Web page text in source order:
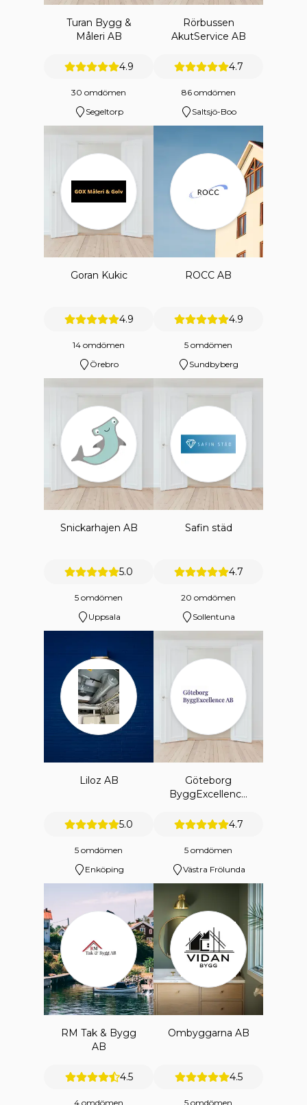
Turan Bygg &
Måleri AB
4.9
30 omdömen
Segeltorp
Rörbussen
AkutService AB
4.7
86 omdömen
Saltsjö-Boo
Goran Kukic
4.9
14 omdömen
Örebro
ROCC AB
4.9
5 omdömen
Sundbyberg
Snickarhajen AB
5.0
5 omdömen
Uppsala
Safin städ
4.7
20 omdömen
Sollentuna
Liloz AB
5.0
5 omdömen
Enköping
Göteborg
ByggExcellence
4.7
5 omdömen
Västra Frölunda
RM Tak & Bygg
AB
4.5
4 omdömen
Ombyggarna AB
4.5
5 omdömen